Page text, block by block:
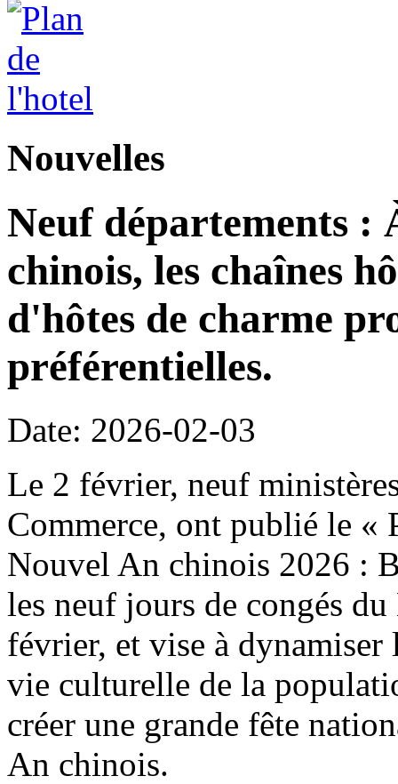
Nouvelles
Neuf départements :
chinois, les chaînes
d'hôtes de charme
préférentielles.
Date: 2026-02-03
Le 2 février, neuf
Commerce, ont publié le «
Nouvel An chinois 2026 :
les neuf jours de congés
février, et vise à dynamiser
vie culturelle de la
créer une grande fête
An chinois.